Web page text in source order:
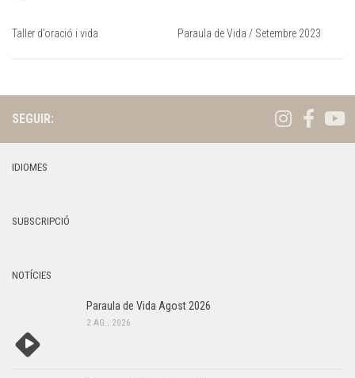
Taller d’oració i vida Paraula de Vida / Setembre 2023
SEGUIR:
IDIOMES
SUBSCRIPCIÓ
NOTÍCIES
Paraula de Vida Agost 2026
2 AG., 2026